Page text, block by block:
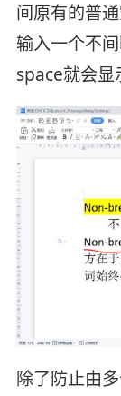
间原有的普
输入一个不
space就会显
除了防止由